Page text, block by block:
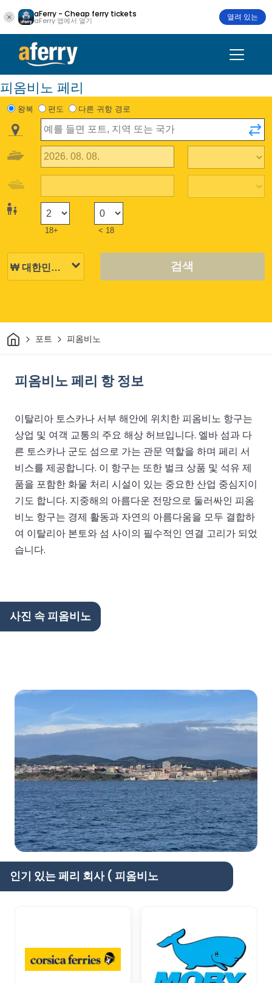
aFerry - Cheap ferry tickets
aFerry 앱에서 열기 열려 있는
피옴비노 페리
왕복 편도 다른 귀항 경로
18+ < 18
검색
집 포트 피옴비노
피옴비노 페리 항 정보
이탈리아 토스카나 서부 해안에 위치한 피옴비노 항구는
상업 및 여객 교통의 주요 해상 허브입니다. 엘바 섬과 다
른 토스카나 군도 섬으로 가는 관문 역할을 하며 페리 서
비스를 제공합니다. 이 항구는 또한 벌크 상품 및 석유 제
품을 포함한 화물 처리 시설이 있는 중요한 산업 중심지이
기도 합니다. 지중해의 아름다운 전망으로 둘러싸인 피옴
비노 항구는 경제 활동과 자연의 아름다움을 모두 결합하
여 이탈리아 본토와 섬 사이의 필수적인 연결 고리가 되었
습니다.
사진 속 피옴비노
인기 있는 페리 회사 ( 피옴비노